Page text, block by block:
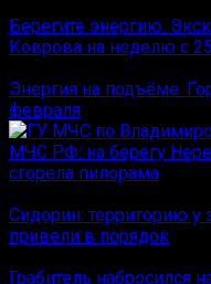
Берегите энергию.
Коврова на неделю с
Энергия на подъёме.
февраля
МЧС РФ: на берегу
сгорела пилорама
Сидорин: территорию у
привели в порядок
Грабитель набросился